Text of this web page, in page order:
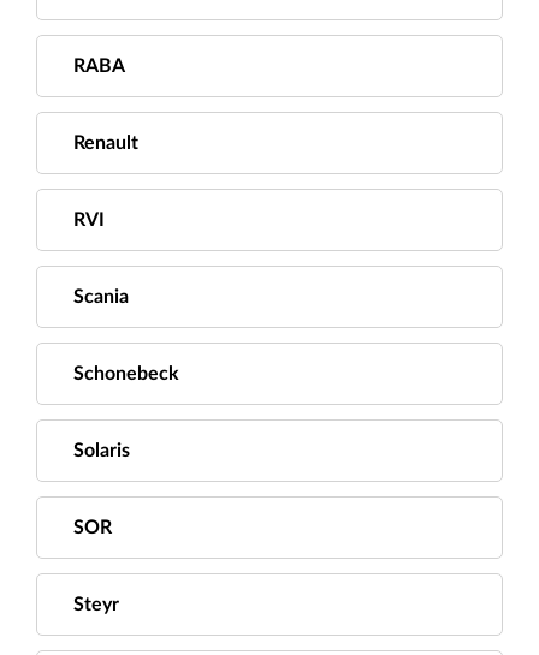
RABA
Renault
RVI
Scania
Schonebeck
Solaris
SOR
Steyr